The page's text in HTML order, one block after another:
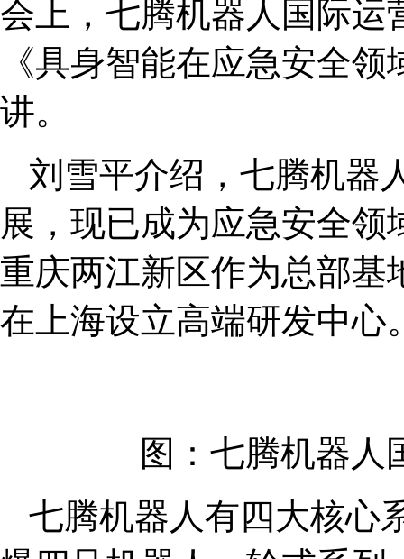
会上，七腾机器人国际运
《具身智能在应急安全
讲。
刘雪平介绍，七腾机器
展，现已成为应急安全
重庆两江新区作为总部基
在上海设立高端研发中心
图：七腾机器人
七腾机器人有四大核心